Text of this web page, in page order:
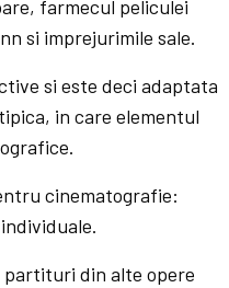
farmecul peliculei
si imprejurimile sale.
si este deci adaptata
in care elementul
cinematografie:
din alte opere